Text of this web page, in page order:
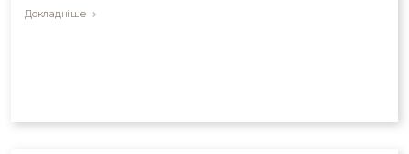
Докладніше